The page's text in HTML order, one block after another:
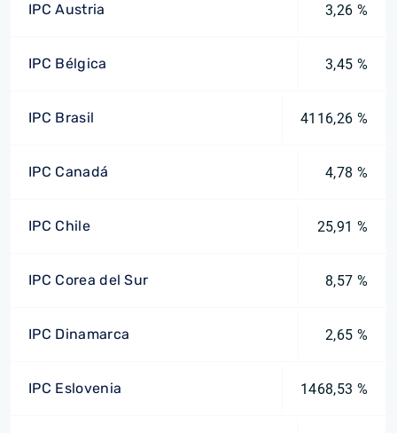
IPC Austria 3,26 %
IPC Bélgica 3,45 %
IPC Brasil 4116,26 %
IPC Canadá 4,78 %
IPC Chile 25,91 %
IPC Corea del Sur 8,57 %
IPC Dinamarca 2,65 %
IPC Eslovenia 1468,53 %